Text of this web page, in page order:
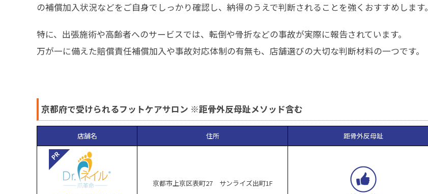
の補償加入状況などをご自身でしっかり確認し、納得のうえで判断されることを強くおすすめします。
特に、出張施術や高齢者へのサービスでは、転倒や骨折などの事故が実際に報告されています。
万が一に備えた賠償責任補償加入や事故対応体制の有無も、店舗選びの大切な判断材料の一つです。
京都府で受けられるフットケアサロン ※距骨外反母趾メソッド含む
店舗名 住所 距骨外反母趾
京都市上京区表町27 サンライズ出町1F